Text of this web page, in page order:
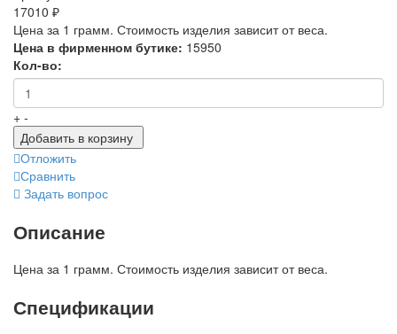
17010 ₽
Цена за 1 грамм. Стоимость изделия зависит от веса.
Цена в фирменном бутике: 15950
Кол-во:
+ -
Добавить в корзину
Отложить
Сравнить
Задать вопрос
Описание
Цена за 1 грамм. Стоимость изделия зависит от веса.
Спецификации